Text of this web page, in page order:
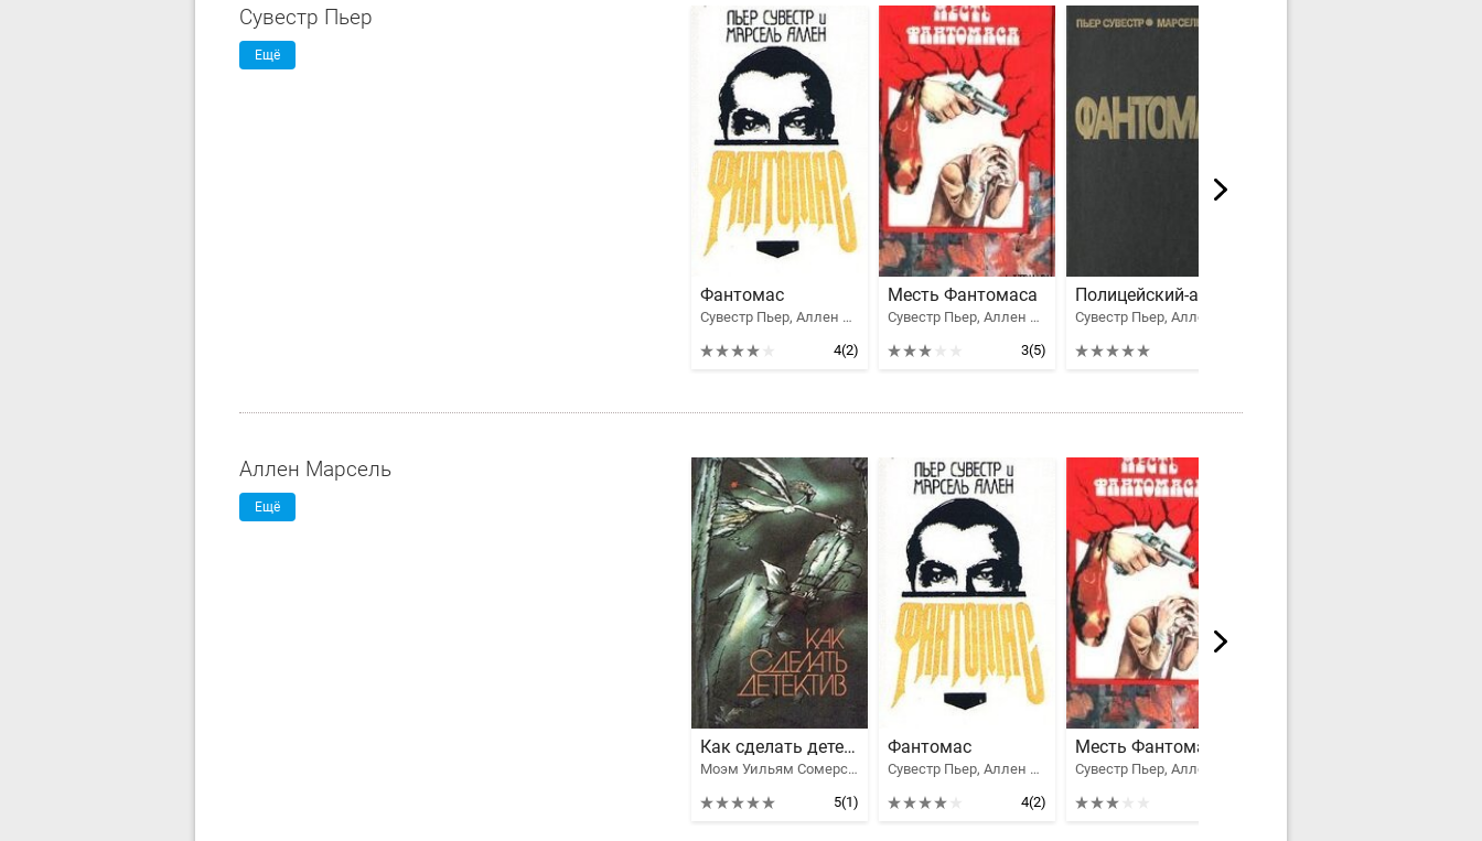
Сувестр Пьер
Ещё
Фантомас
Сувестр Пьер, Аллен Марсель
4(2)
Месть Фантомаса
Сувестр Пьер, Аллен Марсель
3(5)
Полицейский-апаш
Аллен Марсель
Ещё
Как сделать детектив
Моэм Уильям Сомерсет, Гарднер Эрл Стенли, Стаут Рекс, Честертон Гилберт Кийт, Конан Дойл Артур Игнатиус, Сименон Жорж, Карр Джон Диксон, Леблан Морис, Нокс Рональд, Фримен Ричард Остин, Куин Эллери, Агата Кристи Маллован, Хорхе Луис Борхес, Дэшилл Хэммет, Глаузер Фридрих, Саймонс Джулиан, Аллен Марсель, Анджапаридзе Георгий Андреевич, Мишель Бютор, Стивен Ван Дайн, Дороти Л. Сэйерс, Раймонд Чандлер, Авелин Клод, Айзенцвайг Ури
5(1)
Фантомас
Сувестр Пьер, Аллен Марсель
4(2)
Месть Фантомаса